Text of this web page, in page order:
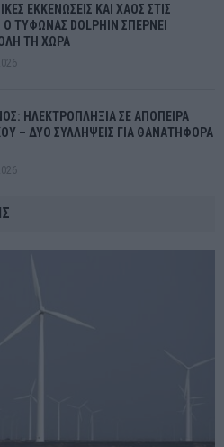
ΕΚΚΕΝΩΣΕΙΣ ΚΑΙ ΧΑΟΣ ΣΤΙΣ
ΤΥΦΩΝΑΣ DOLPHIN ΣΠΕΡΝΕΙ
ΤΗ ΧΩΡΑ
ΗΛΕΚΤΡΟΠΛΗΞΙΑ ΣΕ ΑΠΟΠΕΙΡΑ
– ΔΥΟ ΣΥΛΛΗΨΕΙΣ ΓΙΑ ΘΑΝΑΤΗΦΟΡΑ